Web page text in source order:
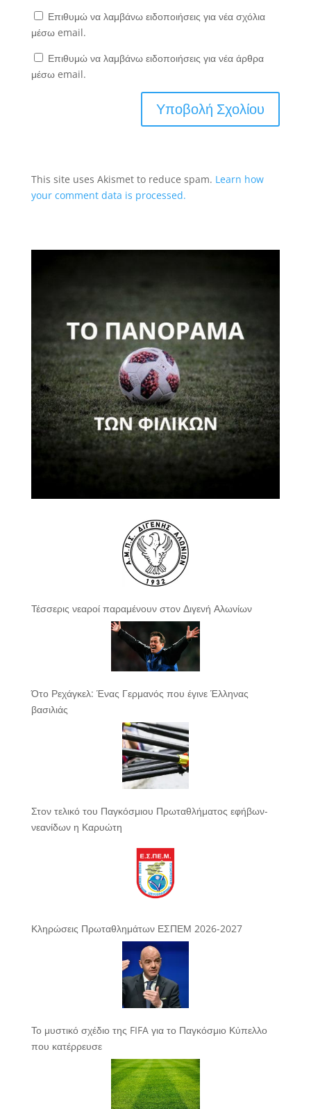
Επιθυμώ να λαμβάνω ειδοποιήσεις για νέα σχόλια
μέσω email.
Επιθυμώ να λαμβάνω ειδοποιήσεις για νέα άρθρα
μέσω email.
This site uses Akismet to reduce spam. Learn how
your comment data is processed.
Τέσσερις νεαροί παραμένουν στον Διγενή Αλωνίων
Ότο Ρεχάγκελ: Ένας Γερμανός που έγινε Έλληνας
βασιλιάς
Στον τελικό του Παγκόσμιου Πρωταθλήματος εφήβων-
νεανίδων η Καρυώτη
Κληρώσεις Πρωταθλημάτων ΕΣΠΕΜ 2026-2027
Το μυστικό σχέδιο της FIFA για το Παγκόσμιο Κύπελλο
που κατέρρευσε